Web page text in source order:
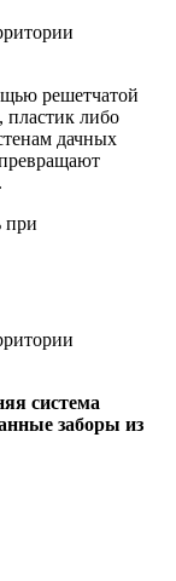
решетчатой
пластик либо
дачных
при
система
заборы из